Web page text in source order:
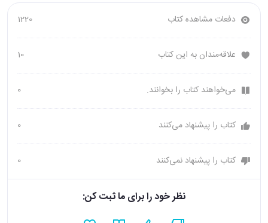
دفعات مشاهده کتاب 1220
علاقه‌مندان به این کتاب 10
می‌خواهند کتاب را بخوانند. 0
کتاب را پیشنهاد می‌کنند 0
کتاب را پیشنهاد نمی‌کنند 0
نظر خود را برای ما ثبت کن: